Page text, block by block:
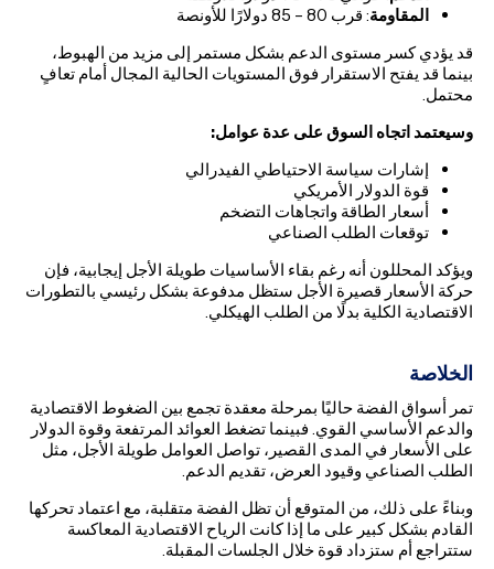
المقاومة: قرب 80 – 85 دولارًا للأونصة
قد يؤدي كسر مستوى الدعم بشكل مستمر إلى مزيد من الهبوط،
بينما قد يفتح الاستقرار فوق المستويات الحالية المجال أمام تعافٍ
محتمل.
وسيعتمد اتجاه السوق على عدة عوامل:
إشارات سياسة الاحتياطي الفيدرالي
قوة الدولار الأمريكي
أسعار الطاقة واتجاهات التضخم
توقعات الطلب الصناعي
ويؤكد المحللون أنه رغم بقاء الأساسيات طويلة الأجل إيجابية، فإن
حركة الأسعار قصيرة الأجل ستظل مدفوعة بشكل رئيسي بالتطورات
الاقتصادية الكلية بدلًا من الطلب الهيكلي.
الخلاصة
تمر أسواق الفضة حاليًا بمرحلة معقدة تجمع بين الضغوط الاقتصادية
والدعم الأساسي القوي. فبينما تضغط العوائد المرتفعة وقوة الدولار
على الأسعار في المدى القصير، تواصل العوامل طويلة الأجل، مثل
الطلب الصناعي وقيود العرض، تقديم الدعم.
وبناءً على ذلك، من المتوقع أن تظل الفضة متقلبة، مع اعتماد تحركها
القادم بشكل كبير على ما إذا كانت الرياح الاقتصادية المعاكسة
ستتراجع أم ستزداد قوة خلال الجلسات المقبلة.